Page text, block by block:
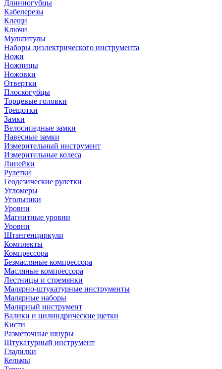
Длинногубцы
Кабелерезы
Клещи
Ключи
Мультитулы
Наборы диэлектрического инструмента
Ножи
Ножницы
Ножовки
Отвертки
Плоскогубцы
Торцевые головки
Трещотки
Замки
Велосипедные замки
Навесные замки
Измерительный инструмент
Измерительные колеса
Линейки
Рулетки
Геодезические рулетки
Угломеры
Угольники
Уровни
Магнитные уровни
Уровни
Штангенциркули
Комплекты
Компрессора
Безмасляные компрессора
Масляные компрессора
Лестницы и стремянки
Малярно-штукатурные инструменты
Малярные наборы
Малярный инструмент
Валики и цилиндрические щетки
Кисти
Разметочные шнуры
Штукатурный инструмент
Гладилки
Кельмы